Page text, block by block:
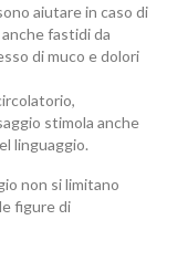
aiutare in caso di
fastidi da
di muco e dolori
stimola anche
linguaggio.
non si limitano
figure di